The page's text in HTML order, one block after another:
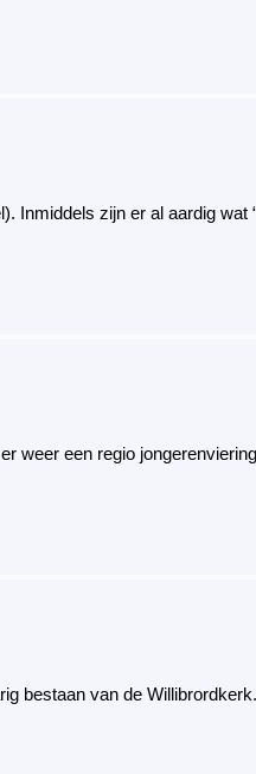
Inmiddels zijn er al aardig wat
weer een regio
bestaan van de